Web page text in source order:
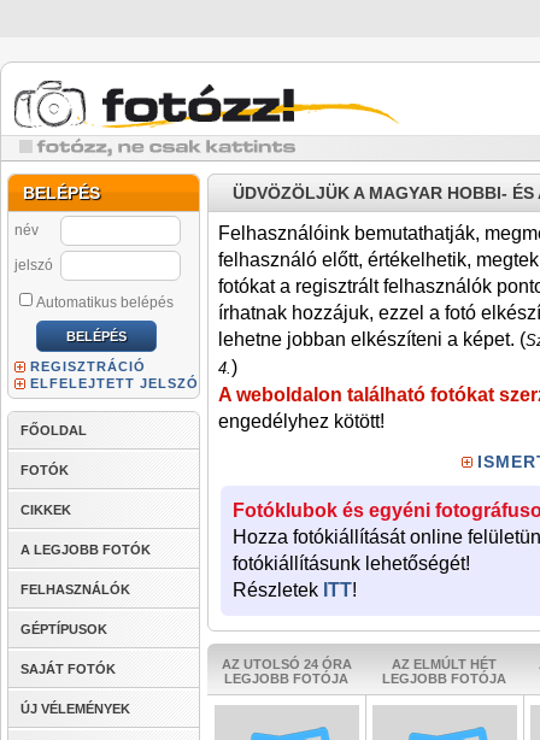
BELÉPÉS
név
jelszó
Automatikus belépés
REGISZTRÁCIÓ
ELFELEJTETT JELSZÓ
FŐOLDAL
FOTÓK
CIKKEK
A LEGJOBB FOTÓK
FELHASZNÁLÓK
GÉPTÍPUSOK
SAJÁT FOTÓK
ÚJ VÉLEMÉNYEK
ÜDVÖZÖLJÜK A MAGYAR HOBBI-
Felhasználóink bemutathatják,
felhasználó előtt, értékelhetik,
fotókat a regisztrált felhasználók
írhatnak hozzájuk, ezzel a fotó
lehetne jobban elkészíteni a képet. (
4.)
A weboldalon található fotókat
engedélyhez kötött!
Fotóklubok és egyéni
Hozza fotókiállítását online
fotókiállításunk lehetőségét!
Részletek ITT!
AZ UTOLSÓ 24 ÓRA
LEGJOBB FOTÓJA
AZ ELMÚLT HÉT
LEGJOBB FOTÓJA